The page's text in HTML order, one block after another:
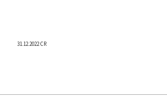
31.12.2022 CR